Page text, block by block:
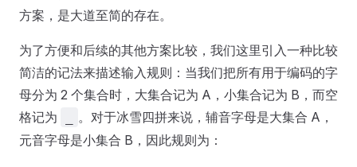
方案，是大道至简的存在。
为了方便和后续的其他方案比较，我们这里引入一种比较
简洁的记法来描述输入规则：当我们把所有用于编码的字
母分为 2 个集合时，大集合记为 A，小集合记为 B，而空
格记为
。对于冰雪四拼来说，辅音字母是大集合 A，
元音字母是小集合 B，因此规则为：